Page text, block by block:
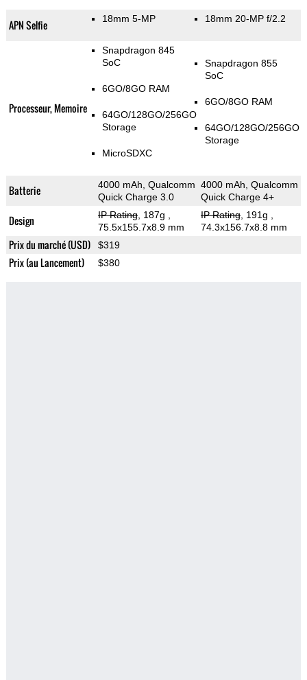
APN Selfie 18mm 5-MP 18mm 20-MP f/2.2
Processeur, Memoire
Snapdragon 845
SoC
6GO/8GO RAM
64GO/128GO/256GO
Storage
MicroSDXC
Snapdragon 855
SoC
6GO/8GO RAM
64GO/128GO/256GO
Storage
Batterie
4000 mAh, Qualcomm
Quick Charge 3.0
4000 mAh, Qualcomm
Quick Charge 4+
Design IP Rating, 187g
75.5x155.7x8.9 mm
IP Rating, 191g
74.3x156.7x8.8 mm
Prix du marché (USD) $319
Prix (au Lancement) $380